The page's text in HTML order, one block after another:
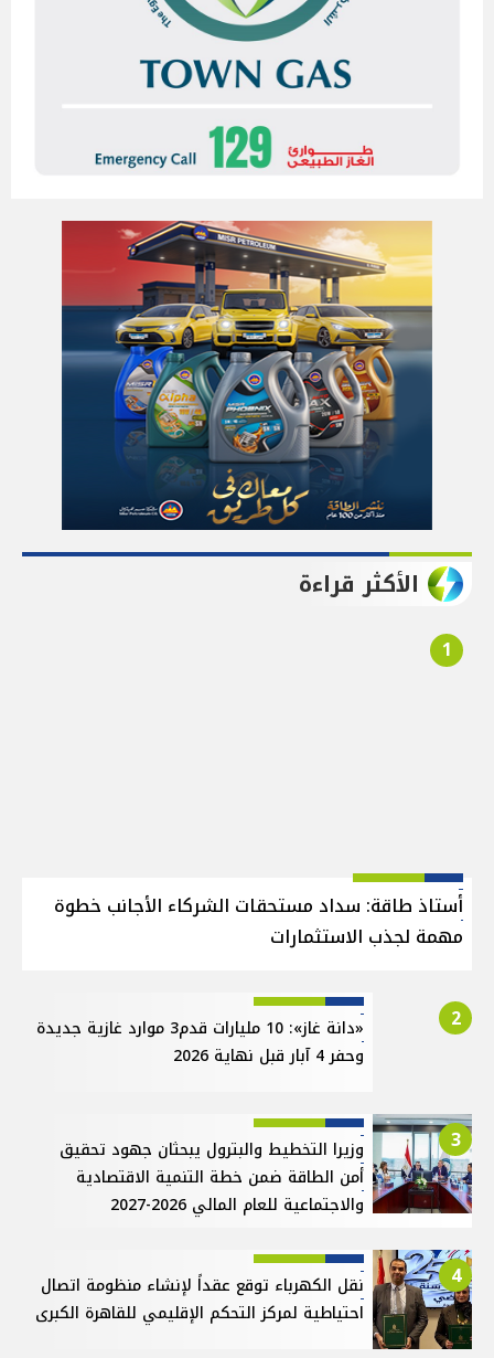
الأكثر قراءة
1
أستاذ طاقة: سداد مستحقات الشركاء الأجانب خطوة
مهمة لجذب الاستثمارات
2
«دانة غاز»: 10 مليارات قدم3 موارد غازية جديدة
وحفر 4 آبار قبل نهاية 2026
3
وزيرا التخطيط والبترول يبحثان جهود تحقيق
أمن الطاقة ضمن خطة التنمية الاقتصادية
والاجتماعية للعام المالي 2026-2027
4
نقل الكهرباء توقع عقداً لإنشاء منظومة اتصال
احتياطية لمركز التحكم الإقليمي للقاهرة الكبرى